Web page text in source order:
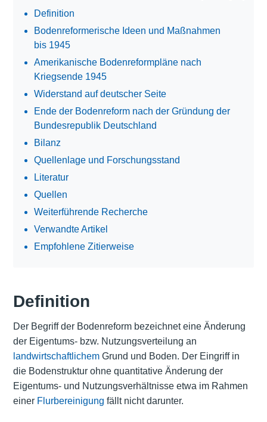
Definition
Bodenreformerische Ideen und Maßnahmen
bis 1945
Amerikanische Bodenreformpläne nach
Kriegsende 1945
Widerstand auf deutscher Seite
Ende der Bodenreform nach der Gründung der
Bundesrepublik Deutschland
Bilanz
Quellenlage und Forschungsstand
Literatur
Quellen
Weiterführende Recherche
Verwandte Artikel
Empfohlene Zitierweise
Definition
Der Begriff der Bodenreform bezeichnet eine Änderung
der Eigentums- bzw. Nutzungsverteilung an
landwirtschaftlichemGrund und Boden. Der Eingriff in
die Bodenstruktur ohne quantitative Änderung der
Eigentums- und Nutzungsverhältnisse etwa im Rahmen
einer Flurbereinigung fällt nicht darunter.